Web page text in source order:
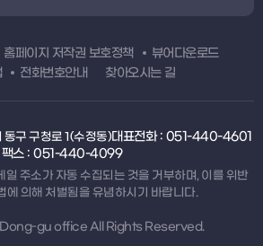
홈페이지 저작권 보호정책
뷰어다운로드
전화번호안내 찾아오시는 길
구 구청로 1(수정동)대표전화 : 051-440-4601
팩스 : 051-440-4099
일 주소가 자동 수집되는 것을 거부하며, 이를 위반
에 의해 처벌됨을 유념하시기 바랍니다.
gu office All Rights Reserved.